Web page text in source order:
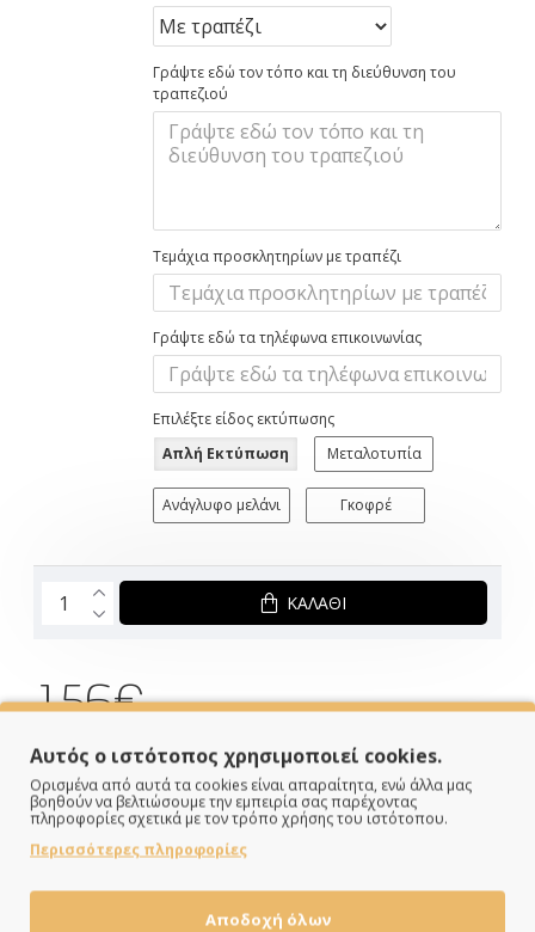
ΣΕ ΑΠΟΘΕΜΑ
Brand:My Mastoras
Κωδικός:MM324.033
Διαστάσεις:16.00cm x 21.20cm x 0.20cm
1.56€
Γράψτε εδώ τον τόπο και τη διεύθυνση του
τραπεζιού
Τεμάχια προσκλητηρίων με τραπέζι
Γράψτε εδώ τα τηλέφωνα επικοινωνίας
Επιλέξτε είδος εκτύπωσης
Απλή Εκτύπωση
Μεταλοτυπία
Ανάγλυφο μελάνι Γκοφρέ
ΚΑΛΆΘΙ
Αυτός ο ιστότοπος χρησιμοποιεί cookies.
Ορισμένα από αυτά τα cookies είναι απαραίτητα, ενώ άλλα μας
βοηθούν να βελτιώσουμε την εμπειρία σας παρέχοντας
πληροφορίες σχετικά με τον τρόπο χρήσης του ιστότοπου.
Περισσότερες πληροφορίες
Αποδοχή όλων